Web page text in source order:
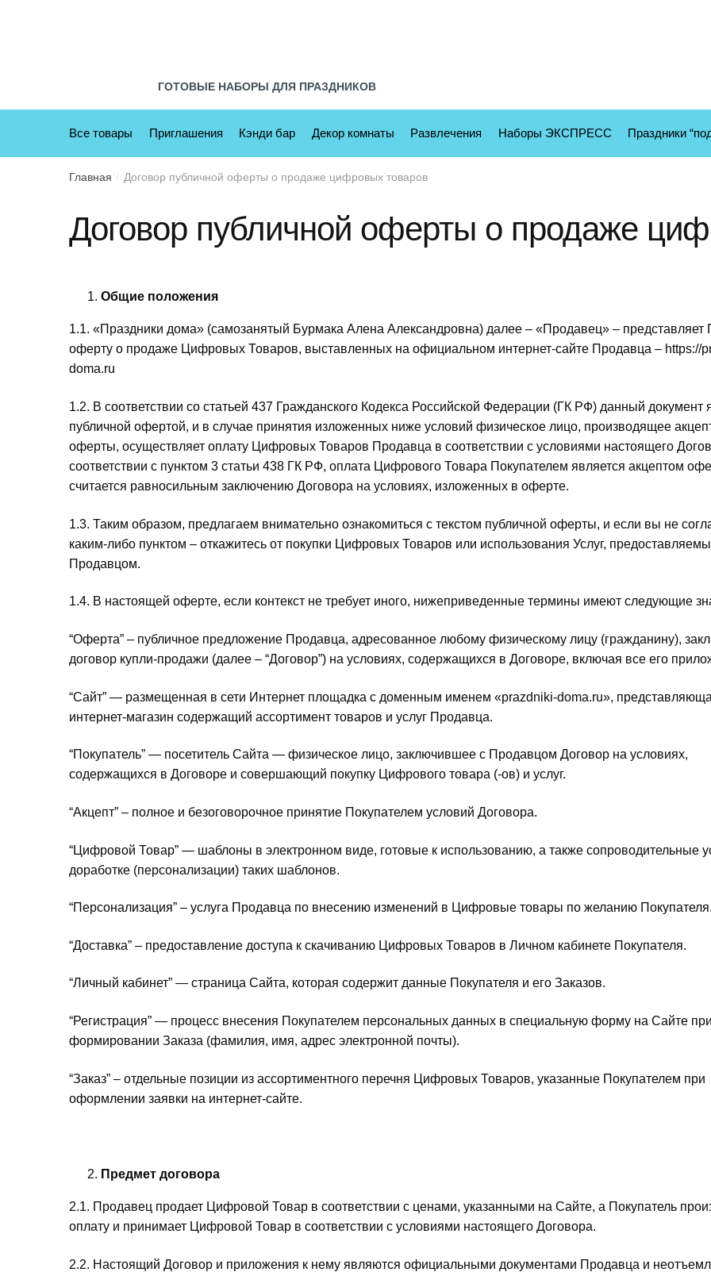
ГОТОВЫЕ НАБОРЫ ДЛЯ ПРАЗДНИКОВ
Все товары Приглашения Кэнди бар Декор комнаты Развлечения Наборы ЭКСПРЕСС Праздники
Главная / Договор публичной оферты о продаже цифровых товаров
Договор публичной оферты о продаже
Общие положения
1.1. «Праздники дома» (самозанятый Бурмака Алена Александровна) далее – «Продавец» – представляет
оферту о продаже Цифровых Товаров, выставленных на официальном интернет-сайте Продавца – https://
doma.ru
1.2. В соответствии со статьей 437 Гражданского Кодекса Российской Федерации (ГК РФ) данный документ
публичной офертой, и в случае принятия изложенных ниже условий физическое лицо, производящее
оферты, осуществляет оплату Цифровых Товаров Продавца в соответствии с условиями настоящего
соответствии с пунктом 3 статьи 438 ГК РФ, оплата Цифрового Товара Покупателем является акцептом
считается равносильным заключению Договора на условиях, изложенных в оферте.
1.3. Таким образом, предлагаем внимательно ознакомиться с текстом публичной оферты, и если вы не
каким-либо пунктом – откажитесь от покупки Цифровых Товаров или использования Услуг,
Продавцом.
1.4. В настоящей оферте, если контекст не требует иного, нижеприведенные термины имеют следующие
“Оферта” – публичное предложение Продавца, адресованное любому физическому лицу (гражданину),
договор купли-продажи (далее – “Договор”) на условиях, содержащихся в Договоре, включая все его
“Сайт” — размещенная в сети Интернет площадка с доменным именем «prazdniki-doma.ru»,
интернет-магазин содержащий ассортимент товаров и услуг Продавца.
“Покупатель” — посетитель Сайта — физическое лицо, заключившее с Продавцом Договор на условиях,
содержащихся в Договоре и совершающий покупку Цифрового товара (-ов) и услуг.
“Акцепт” – полное и безоговорочное принятие Покупателем условий Договора.
“Цифровой Товар” — шаблоны в электронном виде, готовые к использованию, а также сопроводительные
доработке (персонализации) таких шаблонов.
“Персонализация” – услуга Продавца по внесению изменений в Цифровые товары по желанию Покупателя.
“Доставка” – предоставление доступа к скачиванию Цифровых Товаров в Личном кабинете Покупателя.
“Личный кабинет” — страница Сайта, которая содержит данные Покупателя и его Заказов.
“Регистрация” — процесс внесения Покупателем персональных данных в специальную форму на Сайте при
формировании Заказа (фамилия, имя, адрес электронной почты).
“Заказ” – отдельные позиции из ассортиментного перечня Цифровых Товаров, указанные Покупателем при
оформлении заявки на интернет-сайте.
Предмет договора
2.1. Продавец продает Цифровой Товар в соответствии с ценами, указанными на Сайте, а Покупатель
оплату и принимает Цифровой Товар в соответствии с условиями настоящего Договора.
2.2. Настоящий Договор и приложения к нему являются официальными документами Продавца и